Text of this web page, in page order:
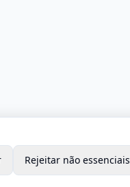
Rejeitar não essenciais